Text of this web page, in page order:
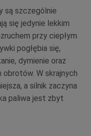
są szczególnie
się jedynie lekkim
przy ciepłym
pogłębia się,
dymienie oraz
W skrajnych
a silnik zaczyna
paliwa jest zbyt